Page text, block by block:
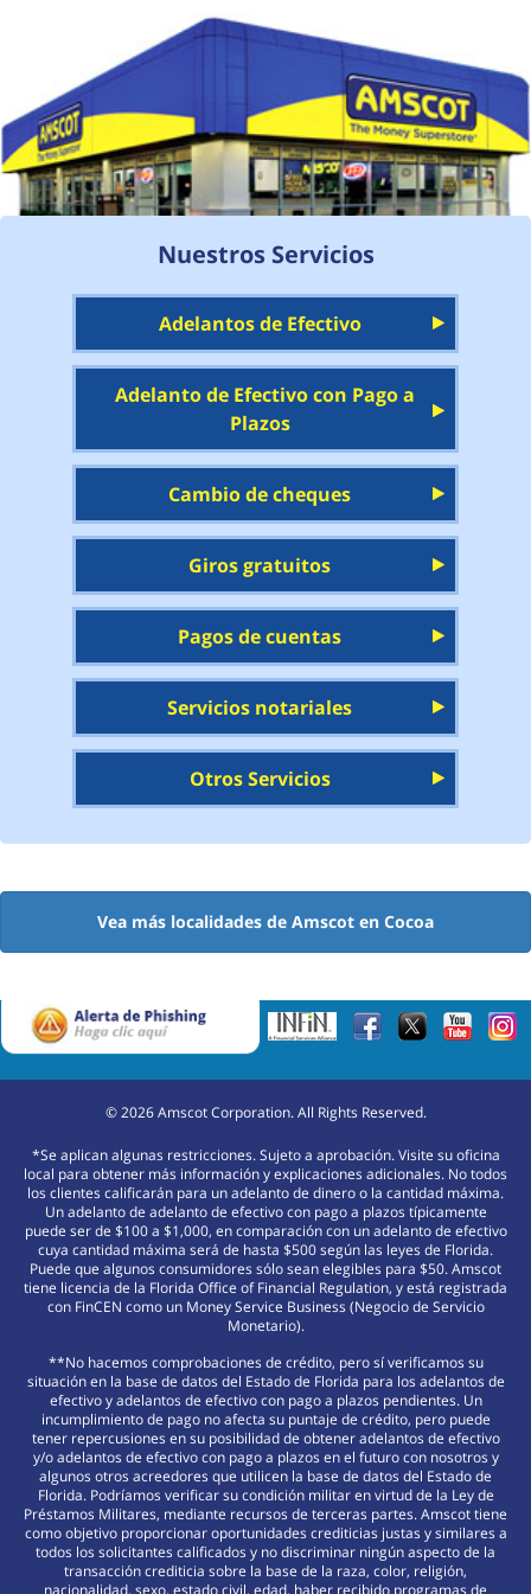
Nuestros Servicios
Adelantos de Efectivo
Adelanto de Efectivo con Pago a
Plazos
Cambio de cheques
Giros gratuitos
Pagos de cuentas
Servicios notariales
Otros Servicios
Vea más localidades de Amscot en Cocoa
©2026Amscot Corporation. All Rights Reserved.
*Se aplican algunas restricciones. Sujeto a aprobación. Visite su oficina
local para obtener más información y explicaciones adicionales. No todos
los clientes calificarán para un adelanto de dinero o la cantidad máxima.
Un adelanto de adelanto de efectivo con pago a plazos típicamente
puede ser de $100 a $1,000, en comparación con un adelanto de efectivo
cuya cantidad máxima será de hasta $500 según las leyes de Florida.
Puede que algunos consumidores sólo sean elegibles para $50. Amscot
tiene licencia de la Florida Office of Financial Regulation, y está registrada
con FinCEN como un Money Service Business (Negocio de Servicio
Monetario).
**No hacemos comprobaciones de crédito, pero sí verificamos su
situación en la base de datos del Estado de Florida para los adelantos de
efectivo y adelantos de efectivo con pago a plazos pendientes. Un
incumplimiento de pago no afecta su puntaje de crédito, pero puede
tener repercusiones en su posibilidad de obtener adelantos de efectivo
y/o adelantos de efectivo con pago a plazos en el futuro con nosotros y
algunos otros acreedores que utilicen la base de datos del Estado de
Florida. Podríamos verificar su condición militar en virtud de la Ley de
Préstamos Militares, mediante recursos de terceras partes. Amscot tiene
como objetivo proporcionar oportunidades crediticias justas y similares a
todos los solicitantes calificados y no discriminar ningún aspecto de la
transacción crediticia sobre la base de la raza, color, religión,